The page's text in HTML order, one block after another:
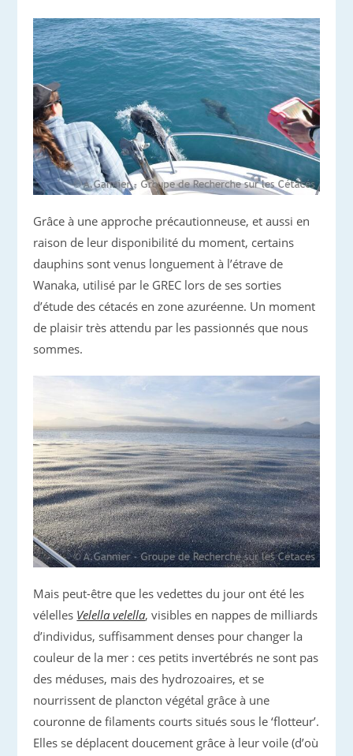
Grâce à une approche précautionneuse, et aussi en
raison de leur disponibilité du moment, certains
dauphins sont venus longuement à l’étrave de
Wanaka, utilisé par le GREC lors de ses sorties
d’étude des cétacés en zone azuréenne. Un moment
de plaisir très attendu par les passionnés que nous
sommes.
Mais peut-être que les vedettes du jour ont été les
vélelles Velella velella, visibles en nappes de milliards
d’individus, suffisamment denses pour changer la
couleur de la mer : ces petits invertébrés ne sont pas
des méduses, mais des hydrozoaires, et se
nourrissent de plancton végétal grâce à une
couronne de filaments courts situés sous le ‘flotteur’.
Elles se déplacent doucement grâce à leur voile (d’où